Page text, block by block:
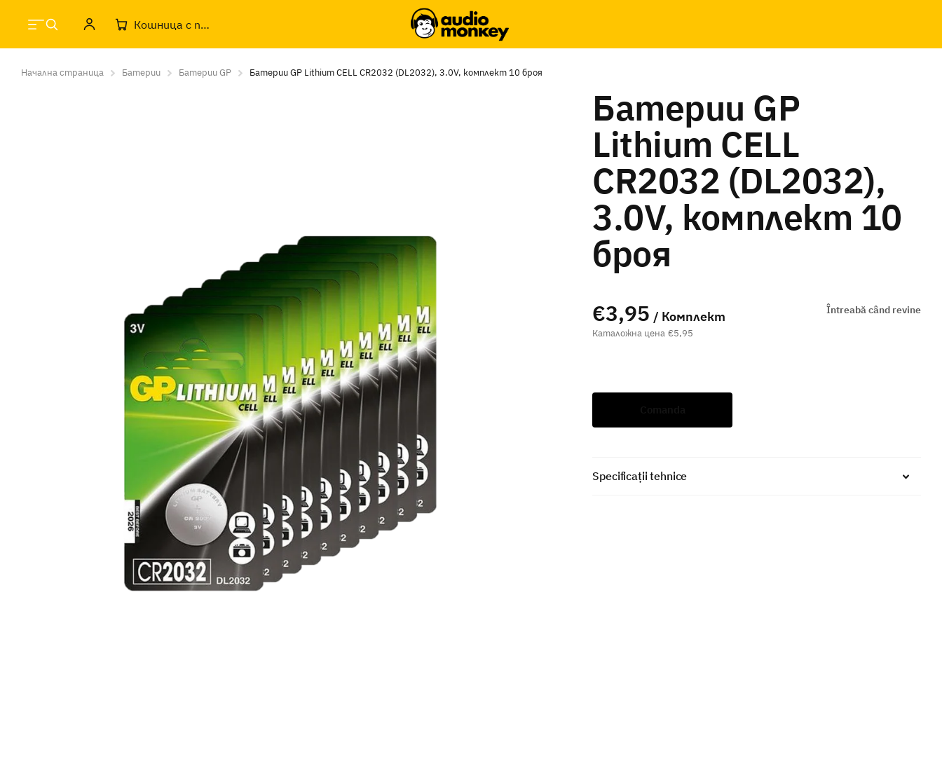
Кошница с продукти
Начална страница Батерии Батерии GP Батерии GP Lithium CELL CR2032 (DL2032), 3.0V, комплект 10 броя
Батерии GP
Lithium CELL
CR2032 (DL2032),
3.0V, комплект 10
броя
€3,95 / Комплект
€5,95
Întreabă când revine
Specificații tehnice